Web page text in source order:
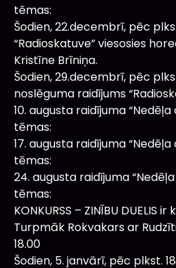
tēmas:
Šodien, 22.decembrī, pēc
“Radioskatuve” viesosies
Kristīne Brīniņa.
Šodien, 29.decembrī, pēc
noslēguma raidījums
10. augusta raidījuma
tēmas:
17. augusta raidījuma
tēmas:
24. augusta raidījuma
tēmas:
KONKURSS – ZINĪBU DUELIS ir
Turpmāk Rokvakars ar
18.00
Šodien, 5. janvārī, pēc plkst.